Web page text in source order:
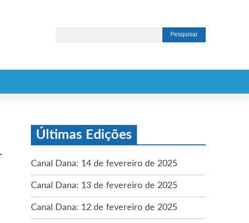
Últimas Edições
Canal Dana: 14 de fevereiro de 2025
Canal Dana: 13 de fevereiro de 2025
Canal Dana: 12 de fevereiro de 2025